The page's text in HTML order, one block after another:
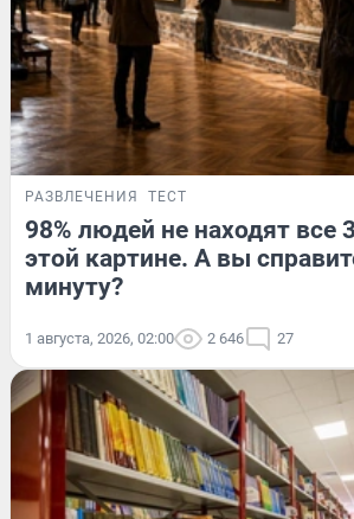
РАЗВЛЕЧЕНИЯ ТЕСТ
98% людей не находят все
этой картине. А вы
минуту?
1 августа, 2026, 02:00 2 646 27